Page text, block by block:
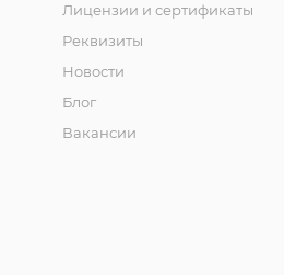
Лицензии и сертификаты
Реквизиты
Новости
Блог
Вакансии